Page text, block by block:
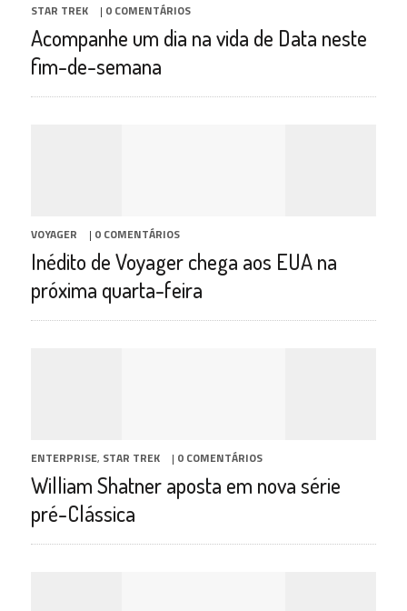
STAR TREK | 0 COMENTÁRIOS
Acompanhe um dia na vida de Data neste
fim-de-semana
VOYAGER | 0 COMENTÁRIOS
Inédito de Voyager chega aos EUA na
próxima quarta-feira
ENTERPRISE, STAR TREK | 0 COMENTÁRIOS
William Shatner aposta em nova série
pré-Clássica